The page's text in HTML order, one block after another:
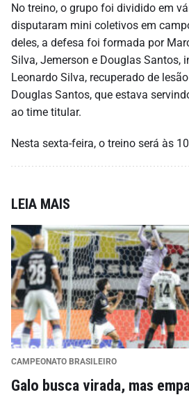
No treino, o grupo foi dividido em
disputaram mini coletivos em
deles, a defesa foi formada por
Silva, Jemerson e Douglas Santos,
Leonardo Silva, recuperado de
Douglas Santos, que estava
ao time titular.
Nesta sexta-feira, o treino será às
LEIA MAIS
CAMPEONATO BRASILEIRO
Galo busca virada, mas